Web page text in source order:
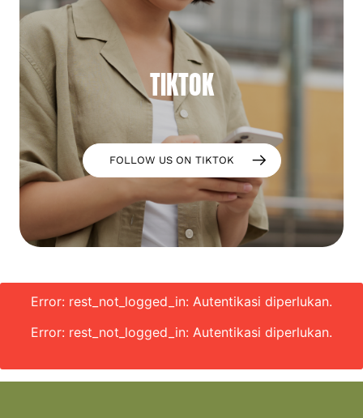
TIKTOK
FOLLOW US ON TIKTOK
Error: rest_not_logged_in: Autentikasi diperlukan.
Error: rest_not_logged_in: Autentikasi diperlukan.